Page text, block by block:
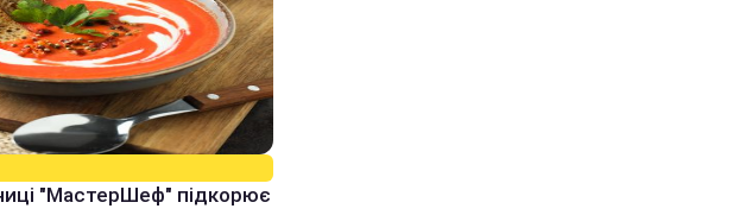
"МастерШеф" підкорює